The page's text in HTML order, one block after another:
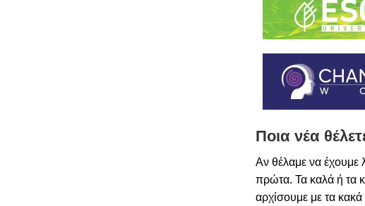
Ποια νέα
Αν θέλαμε να έχουμε
πρώτα. Τα καλά ή τα
αρχίσουμε με τα